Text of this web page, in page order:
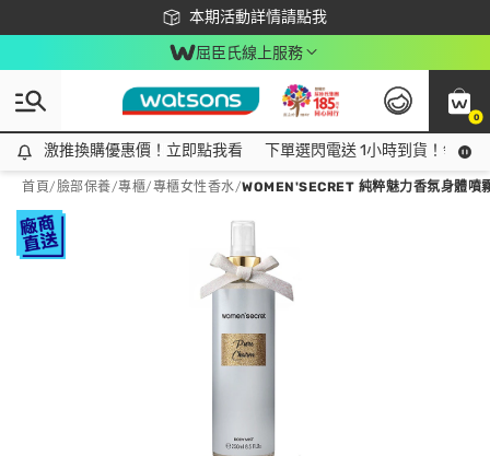
本期活動詳情請點我
下載app最高回饋$350
屈臣氏線上服務
0
激推換購優惠價！立即點我看
激推換購優惠價！立即點我看 下單選閃電送 1小時到貨！領神
首頁/臉部保養/專櫃/專櫃女性香水/WOMEN'SECRET 純粹魅力香氛身體噴